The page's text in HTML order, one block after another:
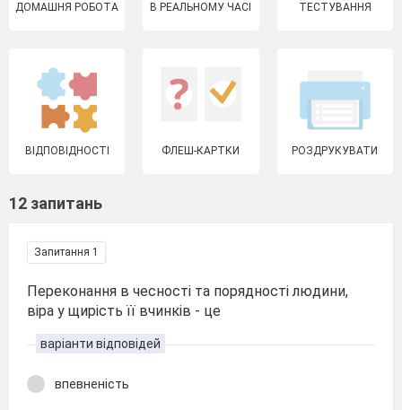
ДОМАШНЯ РОБОТА В РЕАЛЬНОМУ ЧАСІ ТЕСТУВАННЯ
ВІДПОВІДНОСТІ ФЛЕШ-КАРТКИ РОЗДРУКУВАТИ
12 запитань
Запитання 1
Переконання в чесності та порядності людини,
віра у щирість її вчинків - це
варіанти відповідей
впевненість